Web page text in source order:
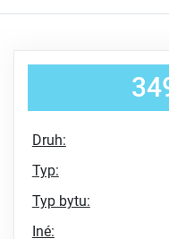
Druh:
Typ:
Typ bytu:
Iné: